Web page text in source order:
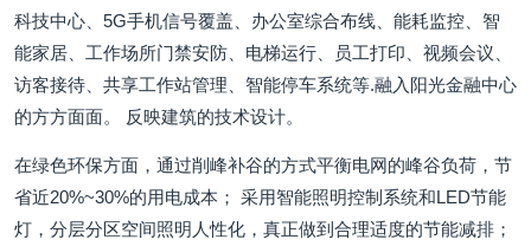
科技中心、5G手机信号覆盖、办公室综合布线、能耗监控、智
能家居、工作场所门禁安防、电梯运行、员工打印、视频会议、
访客接待、共享工作站管理、智能停车系统等.融入阳光金融中心
的方方面面。 反映建筑的技术设计。
在绿色环保方面，通过削峰补谷的方式平衡电网的峰谷负荷，节
省近20%~30%的用电成本； 采用智能照明控制系统和LED节能
灯，分层分区空间照明人性化，真正做到合理适度的节能减排；